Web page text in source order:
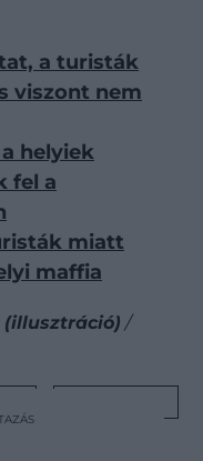
a turisták
viszont nem
helyiek
fel a
miatt
maffia
/